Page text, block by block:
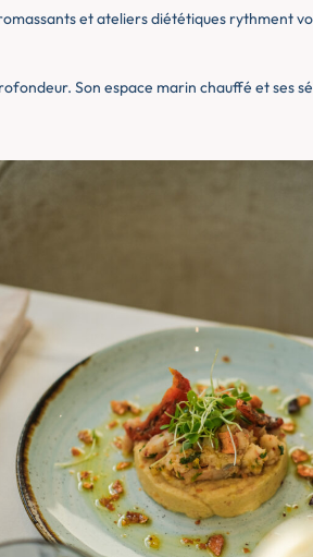
et ateliers diététiques rythment
Son espace marin chauffé et ses